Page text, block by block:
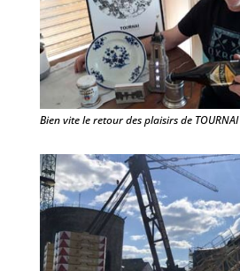
Bien vite le retour des plaisirs de TOURNAI